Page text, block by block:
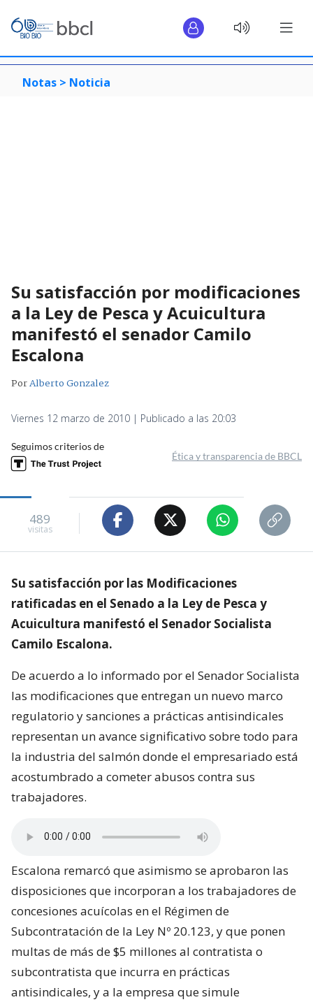
Notas > Noticia
Su satisfacción por modificaciones
a la Ley de Pesca y Acuicultura
manifestó el senador Camilo
Escalona
PorAlberto Gonzalez
Viernes 12 marzo de 2010 | Publicado a las 20:03
Seguimos criterios de
Ética y transparencia de BBCL
489
visitas
Su satisfacción por las Modificaciones
ratificadas en el Senado a la Ley de Pesca y
Acuicultura manifestó el Senador Socialista
Camilo Escalona.
De acuerdo a lo informado por el Senador Socialista
las modificaciones que entregan un nuevo marco
regulatorio y sanciones a prácticas antisindicales
representan un avance significativo sobre todo para
la industria del salmón donde el empresariado está
acostumbrado a cometer abusos contra sus
trabajadores.
Escalona remarcó que asimismo se aprobaron las
disposiciones que incorporan a los trabajadores de
concesiones acuícolas en el Régimen de
Subcontratación de la Ley Nº 20.123, y que ponen
multas de más de $5 millones al contratista o
subcontratista que incurra en prácticas
antisindicales, y a la empresa que simule